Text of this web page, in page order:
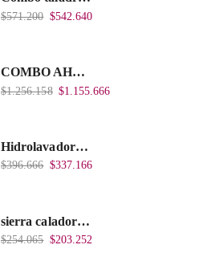
$571.200 $542.640
COMBO AHOYADOR ALTERMAN 52 CC + BROCA DE 20 CM X 80 CM + BROCA DE 15 CM X 80 CM
$1.256.158 $1.155.666
Hidrolavadora Eléctrica Takima 1.200W TKPW1200-13
$396.666 $337.166
sierra caladora 580 watts 85 mm/10 mm TKJS-85
$254.065 $203.252